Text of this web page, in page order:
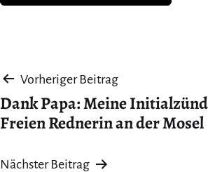
Beitragsnavigation
Vorheriger Beitrag
Dank Papa: Meine
Freien Rednerin an der Mosel
Nächster Beitrag